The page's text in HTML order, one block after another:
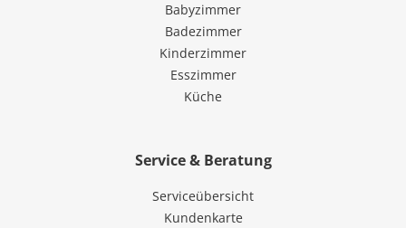
Babyzimmer
Badezimmer
Kinderzimmer
Esszimmer
Küche
Service & Beratung
Serviceübersicht
Kundenkarte